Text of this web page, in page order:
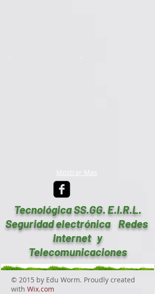
Mostrar Mas
Tecnológica SS.GG. E.I.R.L.
Seguridad electrónica Redes
Internet y
Telecomunicaciones
© 2015 by Edu Worm. Proudly created
with Wix.com